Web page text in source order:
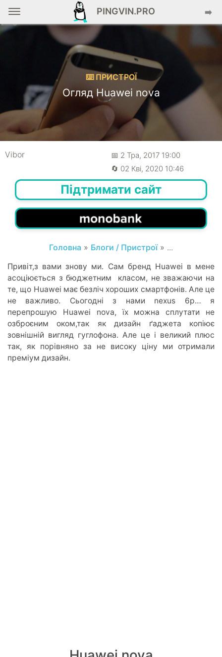
PINGVIN.PRO ➡️
⌨️ ПРИСТРОЇ
Огляд Huawei nova
Vibor
📅 2 Тра, 2017 19:00
🔄 02 Кві, 2020 10:46
Підтримати сайт
Головна » Блоги / Пристрої» ...
Привіт,з вами знову ми. Сам бренд Huawei в мене
асоціюється з бюджетним класом, не зважаючи на
те, що Huawei має безліч хороших смартфонів. Але це
не важливо. Сьогодні з нами nexus 6p… я
перепрошую Huawei nova, їх можна сплутати не
озброєним оком,так як дизайн ґаджета копіює
зовнішній вигляд гуглофона. Але це і великий плюс
так, як порівняно за не високу ціну ми отримали
преміум дизайн.